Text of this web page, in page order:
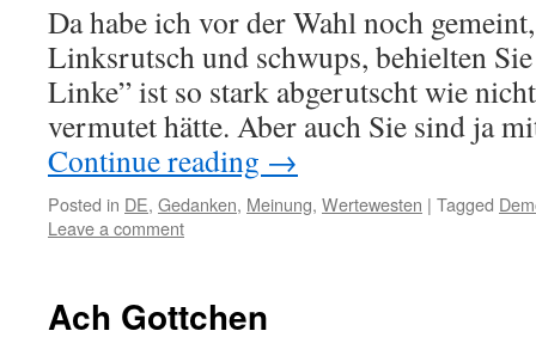
Da habe ich vor der Wahl noch
Linksrutsch und schwups, behielten
Linke” ist so stark abgerutscht wie
vermutet hätte. Aber auch Sie sind ja
Continue reading →
Posted in DE, Gedanken, Meinung, Wertewesten | Tagged
Leave a comment
Ach Gottchen